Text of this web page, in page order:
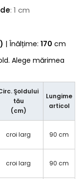
: 1 cm
| Înălțime: 170 cm
Alege mărimea
Şoldului
tău
(cm)
Lungime
articol
croi larg 90 cm
croi larg 90 cm